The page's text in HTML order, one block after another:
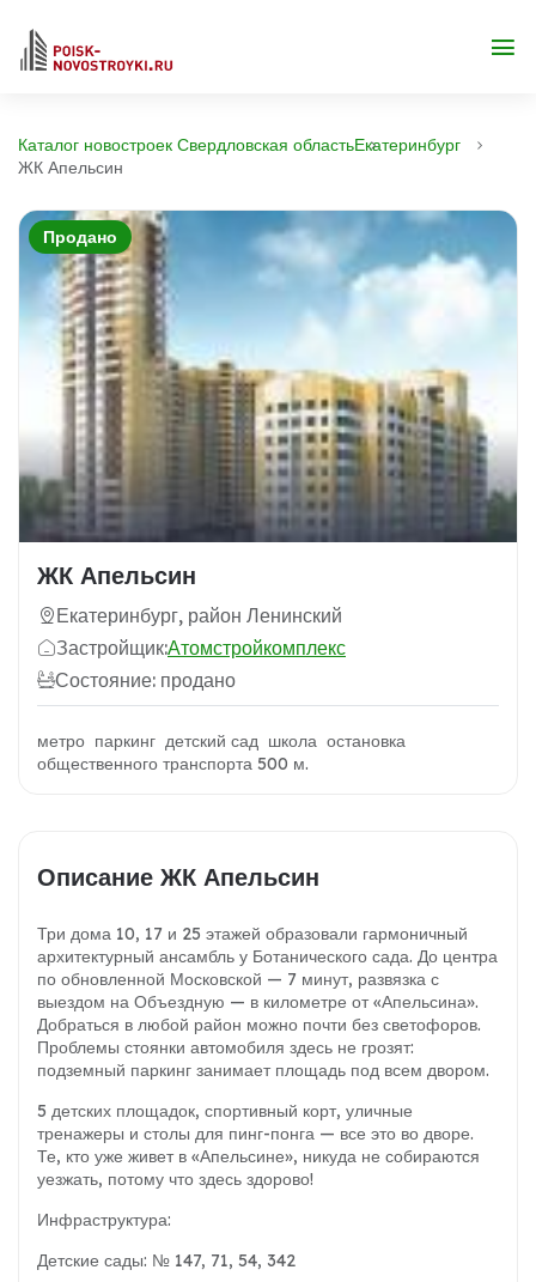
Каталог новостроек Свердловская областьЕкатеринбург
ЖК Апельсин
Продано
ЖК Апельсин
Екатеринбург, район Ленинский
Застройщик:Атомстройкомплекс
Состояние: продано
метро паркинг детский сад школа остановка
общественного транспорта 500 м.
Описание ЖК Апельсин
Три дома 10, 17 и 25 этажей образовали гармоничный
архитектурный ансамбль у Ботанического сада. До центра
по обновленной Московской — 7 минут, развязка с
выездом на Объездную — в километре от «Апельсина».
Добраться в любой район можно почти без светофоров.
Проблемы стоянки автомобиля здесь не грозят:
подземный паркинг занимает площадь под всем двором.
5 детских площадок, спортивный корт, уличные
тренажеры и столы для пинг-понга — все это во дворе.
Те, кто уже живет в «Апельсине», никуда не собираются
уезжать, потому что здесь здорово!
Инфраструктура:
Детские сады: № 147, 71, 54, 342